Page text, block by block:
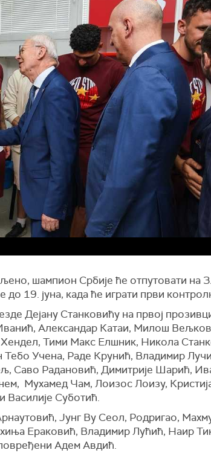
шампион Србије ће отпутовати на
до 19. јуна, када ће играти први
Дејану Станковићу на првој
Александар Катаи, Милош
Тими Макс Елшник, Никола
Учена, Раде Крунић, Владимир
Саво Радановић, Димитрије Шарић,
Мухамед Чам, Лоизос Лоизу,
Суботић.
Јунг Ву Сеол, Родригао,
Ераковић, Владимир Лућић, Наир
Адем Авдић.